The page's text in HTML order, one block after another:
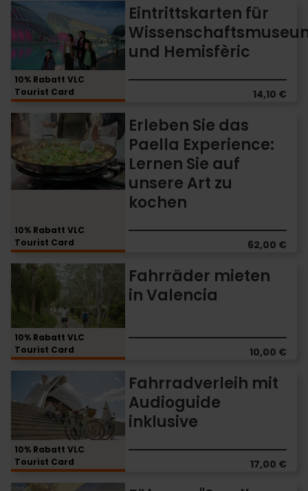
10% Rabatt VLC
Tourist Card
Eintrittskarten für
und Hemisfèric
14,10 €
Eintrittskarten
für
Wissenschaftsmuseum
und
Hemisfèric
10% Rabatt VLC
Tourist Card
Erleben Sie das
Paella Experience:
Lernen Sie auf
unsere Art zu
kochen
62,00 €
Erleben
Sie
das
Paella
Experience:
Lernen
unsere
Art
zu
10% Rabatt VLC
Tourist Card
Fahrräder mieten
in Valencia
10,00 €
Fahrräder
Valencia
10% Rabatt VLC
Tourist Card
Fahrradverleih mit
Audioguide
inklusive
17,00 €
Fahrradverleih
Audioguide
inklusive